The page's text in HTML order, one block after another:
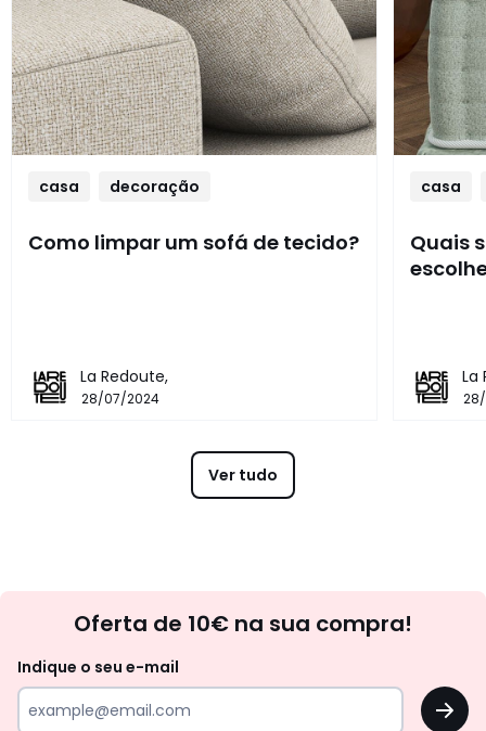
casa decoração
Como limpar um sofá de tecido?
La Redoute,
28/07/2024
casa
Quais
La
Ver tudo
Oferta de 10€ na sua compra!
Indique o seu e-mail
OK